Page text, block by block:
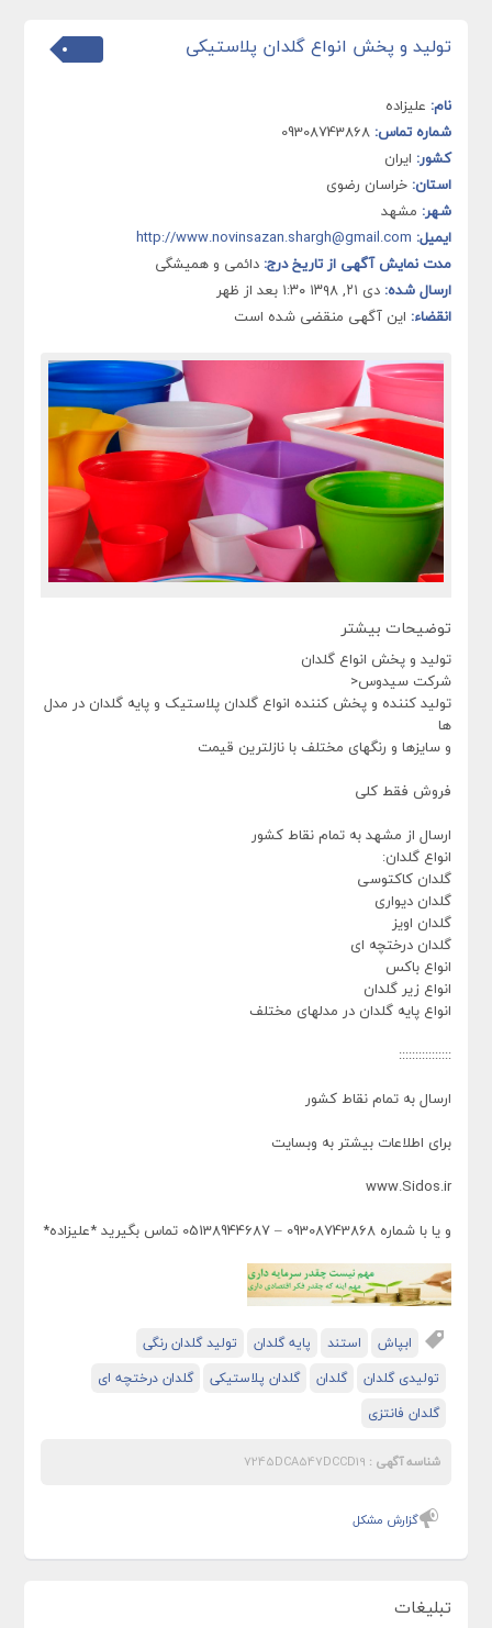
تولید و پخش انواع گلدان پلاستیکی
نام: علیزاده
شماره تماس: 09308743868
کشور: ایران
استان: خراسان رضوی
شهر: مشهد
ایمیل: http://www.novinsazan.shargh@gmail.com
مدت نمایش آگهی از تاریخ درج: دائمی و همیشگی
ارسال شده: دی ۲۱, ۱۳۹۸ ۱:۳۰ بعد از ظهر
انقضاء: این آگهی منقضی شده است
توضیحات بیشتر
تولید و پخش انواع گلدان
شرکت سیدوس<
تولید کننده و پخش کننده انواع گلدان پلاستیک و پایه گلدان در مدل
ها
و سایزها و رنگهای مختلف با نازلترین قیمت
فروش فقط کلی
ارسال از مشهد به تمام نقاط کشور
انواع گلدان:
گلدان کاکتوسی
گلدان دیواری
گلدان اویز
گلدان درختچه ای
انواع باکس
انواع زیر گلدان
انواع پایه گلدان در مدلهای مختلف
::::::::::::::::
ارسال به تمام نقاط کشور
برای اطلاعات بیشتر به وبسایت
www.Sidos.ir
و یا با شماره 09308743868 – 05138944687 تماس بگیرید *علیزاده*
ابپاش استند پایه گلدان
تولید گلدان رنگی
تولیدی گلدان
گلدان گلدان پلاستیکی
گلدان درختچه ای
گلدان فانتزی
شناسه آگهی :
گزارش مشکل
تبلیغات